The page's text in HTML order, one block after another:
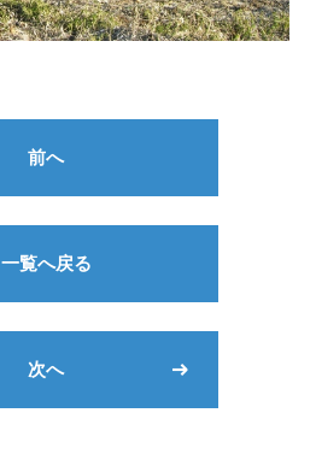
前へ
一覧へ戻る
次へ